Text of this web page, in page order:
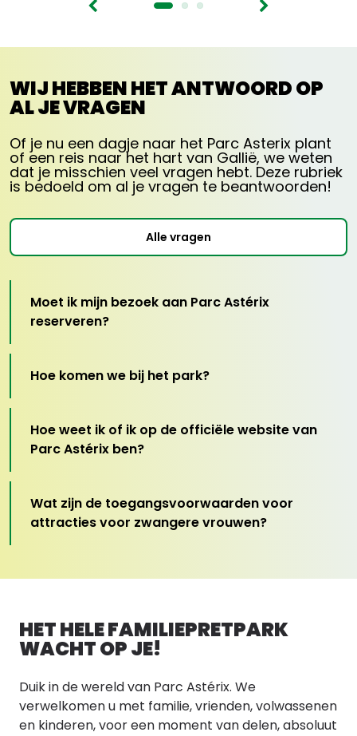
WIJ HEBBEN HET ANTWOORD OP
AL JE VRAGEN
Of je nu een dagje naar het Parc Asterix plant
of een reis naar het hart van Gallië, we weten
dat je misschien veel vragen hebt. Deze rubriek
is bedoeld om al je vragen te beantwoorden!
Alle vragen
Moet ik mijn bezoek aan Parc Astérix
reserveren?
Hoe komen we bij het park?
Hoe weet ik of ik op de officiële website van
Parc Astérix ben?
Wat zijn de toegangsvoorwaarden voor
attracties voor zwangere vrouwen?
HET HELE FAMILIEPRETPARK
WACHT OP JE!
Duik in de wereld van Parc Astérix. We
verwelkomen u met familie, vrienden, volwassenen
en kinderen, voor een moment van delen, absoluut